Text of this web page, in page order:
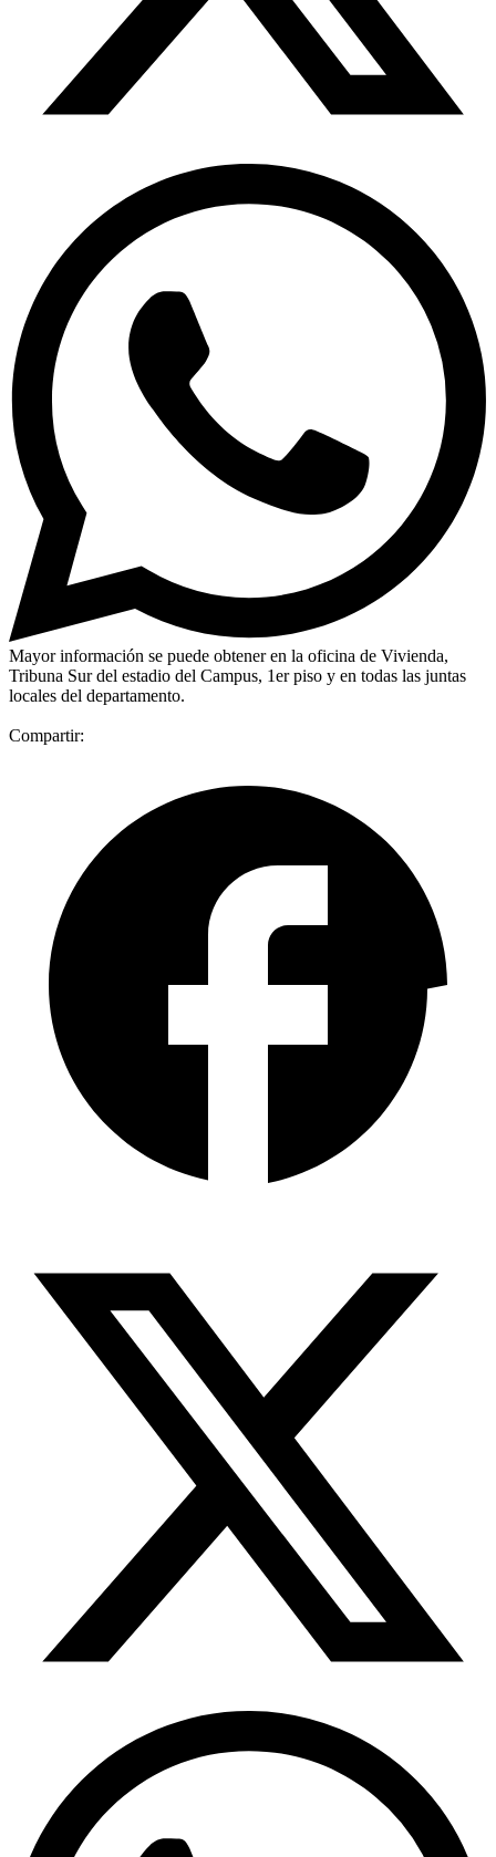
Mayor información se puede obtener en la oficina de Vivienda,
Tribuna Sur del estadio del Campus, 1er piso y en todas las juntas
locales del departamento.
Compartir: